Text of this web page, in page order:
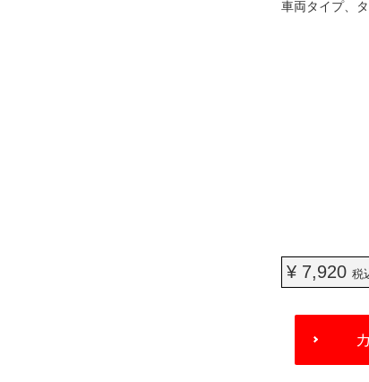
車両タイプ、
¥ 7,920税
ADD
CART